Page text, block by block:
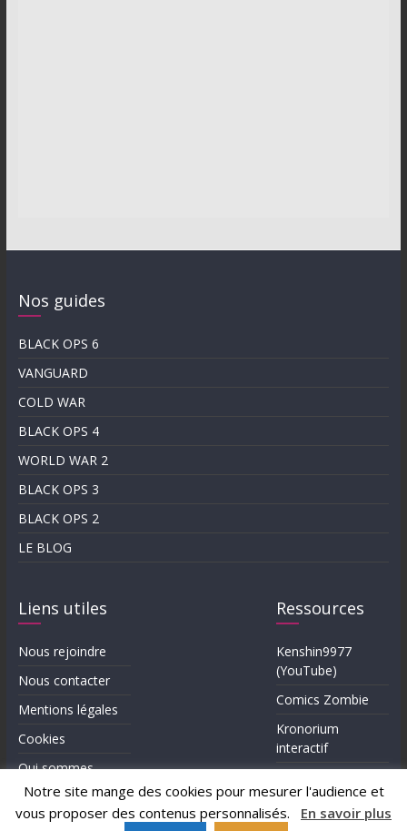
Notre site mange des cookies pour mesurer l'audience et
vous proposer des contenus personnalisés. En savoir plus
Nos guides
BLACK OPS 6
VANGUARD
COLD WAR
BLACK OPS 4
WORLD WAR 2
BLACK OPS 3
BLACK OPS 2
LE BLOG
Liens utiles
Nous rejoindre
Nous contacter
Mentions légales
Cookies
Qui sommes-
nous?
Ressources
Kenshin9977
(YouTube)
Comics Zombie
Kronorium
interactif